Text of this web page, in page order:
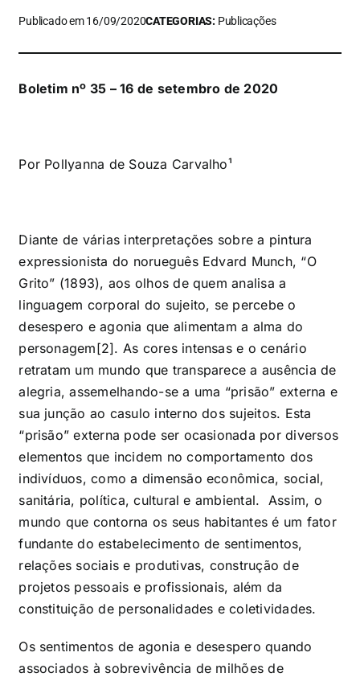
Publicado em 16/09/2020CATEGORIAS: Publicações
Boletim nº 35 – 16 de setembro de 2020
Por Pollyanna de Souza Carvalho¹
Diante de várias interpretações sobre a pintura
expressionista do norueguês Edvard Munch, “O
Grito” (1893), aos olhos de quem analisa a
linguagem corporal do sujeito, se percebe o
desespero e agonia que alimentam a alma do
personagem[2]. As cores intensas e o cenário
retratam um mundo que transparece a ausência de
alegria, assemelhando-se a uma “prisão” externa e
sua junção ao casulo interno dos sujeitos. Esta
“prisão” externa pode ser ocasionada por diversos
elementos que incidem no comportamento dos
indivíduos, como a dimensão econômica, social,
sanitária, política, cultural e ambiental. Assim, o
mundo que contorna os seus habitantes é um fator
fundante do estabelecimento de sentimentos,
relações sociais e produtivas, construção de
projetos pessoais e profissionais, além da
constituição de personalidades e coletividades.
Os sentimentos de agonia e desespero quando
associados à sobrevivência de milhões de